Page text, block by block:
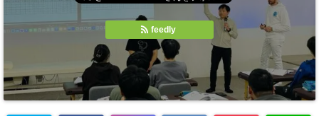
feedly